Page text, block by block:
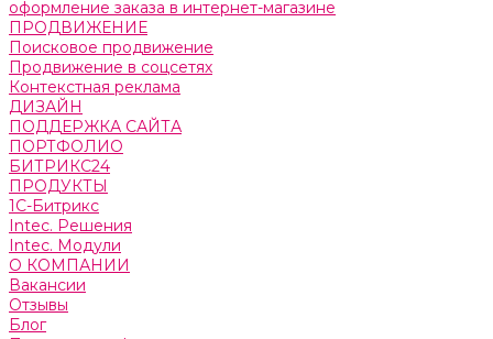
оформление заказа в интернет-магазине
ПРОДВИЖЕНИЕ
Поисковое продвижение
Продвижение в соцсетях
Контекстная реклама
ДИЗАЙН
ПОДДЕРЖКА САЙТА
ПОРТФОЛИО
БИТРИКС24
ПРОДУКТЫ
1С-Битрикс
Intec. Решения
Intec. Модули
О КОМПАНИИ
Вакансии
Отзывы
Блог